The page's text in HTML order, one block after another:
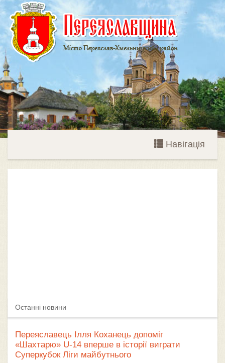
Навігація
Останні новини
Переяславець Ілля Коханець допоміг
«Шахтарю» U-14 вперше в історії виграти
Суперкубок Ліги майбутнього